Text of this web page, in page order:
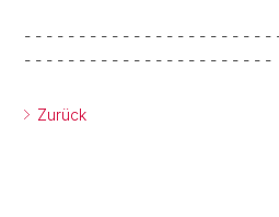
- - - - - - - - - - - - - - - - - - - - - - -
- - - - - - - - - - - - - - - - - - - - - - -
Zurück